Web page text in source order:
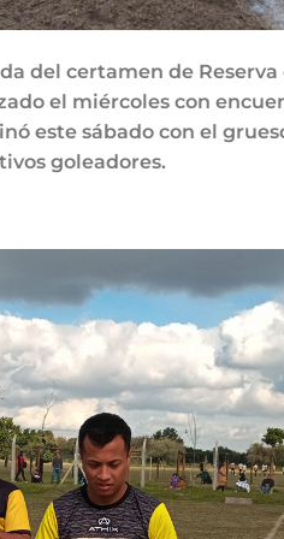
del certamen de
el miércoles con
este sábado con el
goleadores.